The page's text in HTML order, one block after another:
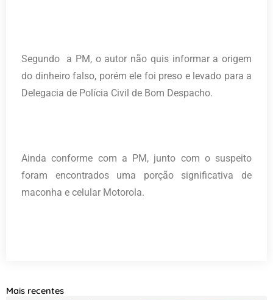
Segundo a PM, o autor não quis informar a origem
do dinheiro falso, porém ele foi preso e levado para a
Delegacia de Polícia Civil de Bom Despacho.
Ainda conforme com a PM, junto com o suspeito
foram encontrados uma porção significativa de
maconha e celular Motorola.
Mais recentes